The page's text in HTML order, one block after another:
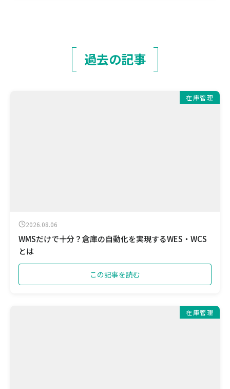
過去の記事
在庫管理
2026.08.06
WMSだけで十分？倉庫の自動化を実現するWES・WCS
とは
この記事を読む
在庫管理